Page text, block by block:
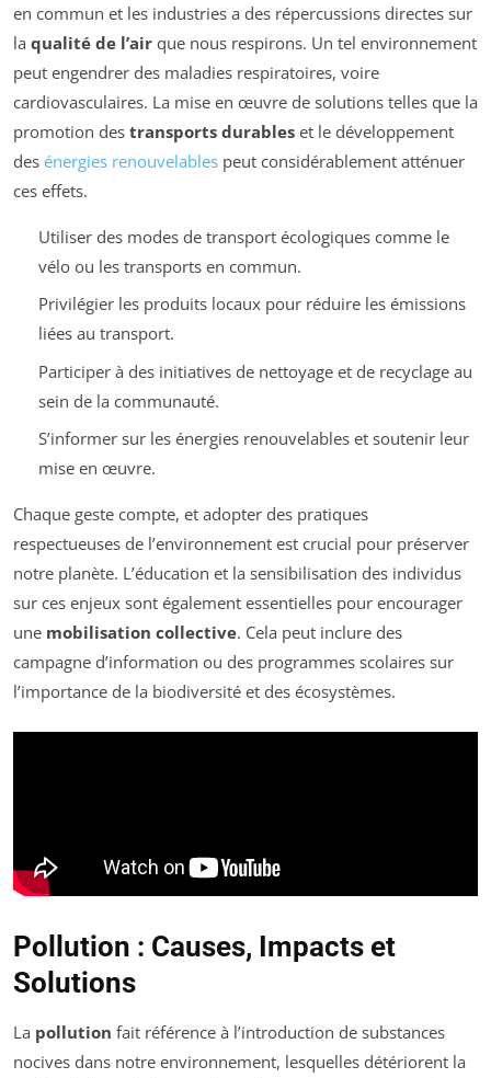
en commun et les industries a des répercussions directes sur
la qualité de l’air que nous respirons. Un tel environnement
peut engendrer des maladies respiratoires, voire
cardiovasculaires. La mise en œuvre de solutions telles que la
promotion des transports durables et le développement
des énergies renouvelables peut considérablement atténuer
ces effets.
Utiliser des modes de transport écologiques comme le
vélo ou les transports en commun.
Privilégier les produits locaux pour réduire les émissions
liées au transport.
Participer à des initiatives de nettoyage et de recyclage au
sein de la communauté.
S’informer sur les énergies renouvelables et soutenir leur
mise en œuvre.
Chaque geste compte, et adopter des pratiques
respectueuses de l’environnement est crucial pour préserver
notre planète. L’éducation et la sensibilisation des individus
sur ces enjeux sont également essentielles pour encourager
une mobilisation collective. Cela peut inclure des
campagne d’information ou des programmes scolaires sur
l’importance de la biodiversité et des écosystèmes.
Pollution : Causes, Impacts et
Solutions
La pollution fait référence à l’introduction de substances
nocives dans notre environnement, lesquelles détériorent la